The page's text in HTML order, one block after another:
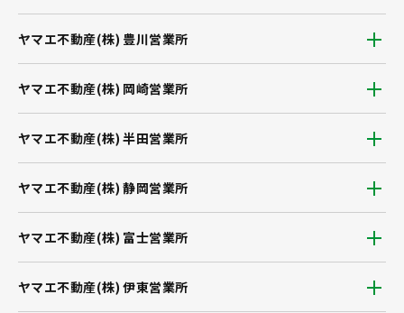
ヤマエ不動産(株) 静岡営業所
ヤマエ不動産(株) 豊川営業所
ヤマエ不動産(株) 富士営業所
ヤマエ不動産(株) 岡崎営業所
ヤマエ不動産(株) 伊東営業所
ヤマエ不動産(株) 半田営業所